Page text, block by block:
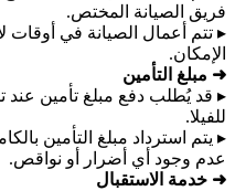
فريق الصيانة المختص.
▸ تتم أعمال الصيانة في أوقات
الإمكان.
➜ مبلغ التأمين
▸ قد يُطلب دفع مبلغ تأمين عند
للفيلا.
▸ يتم استرداد مبلغ التأمين
عدم وجود أي أضرار أو نواقص.
➜ خدمة الاستقبال